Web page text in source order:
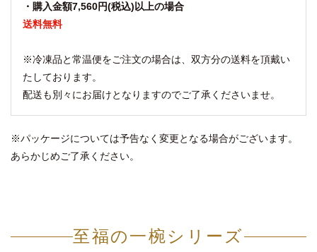
・購入金額7,560円(税込)以上の場合
送料無料
※冷凍品と常温便をご注文の場合は、双方分の送料を頂戴い
たしております。
配送も別々にお届けとなりますのでご了承くださいませ。
※パッケージについては予告なく変更となる場合がございます。
あらかじめご了承ください。
至福の一椀シリーズ